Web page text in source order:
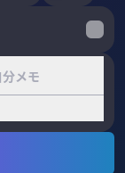
分メモ